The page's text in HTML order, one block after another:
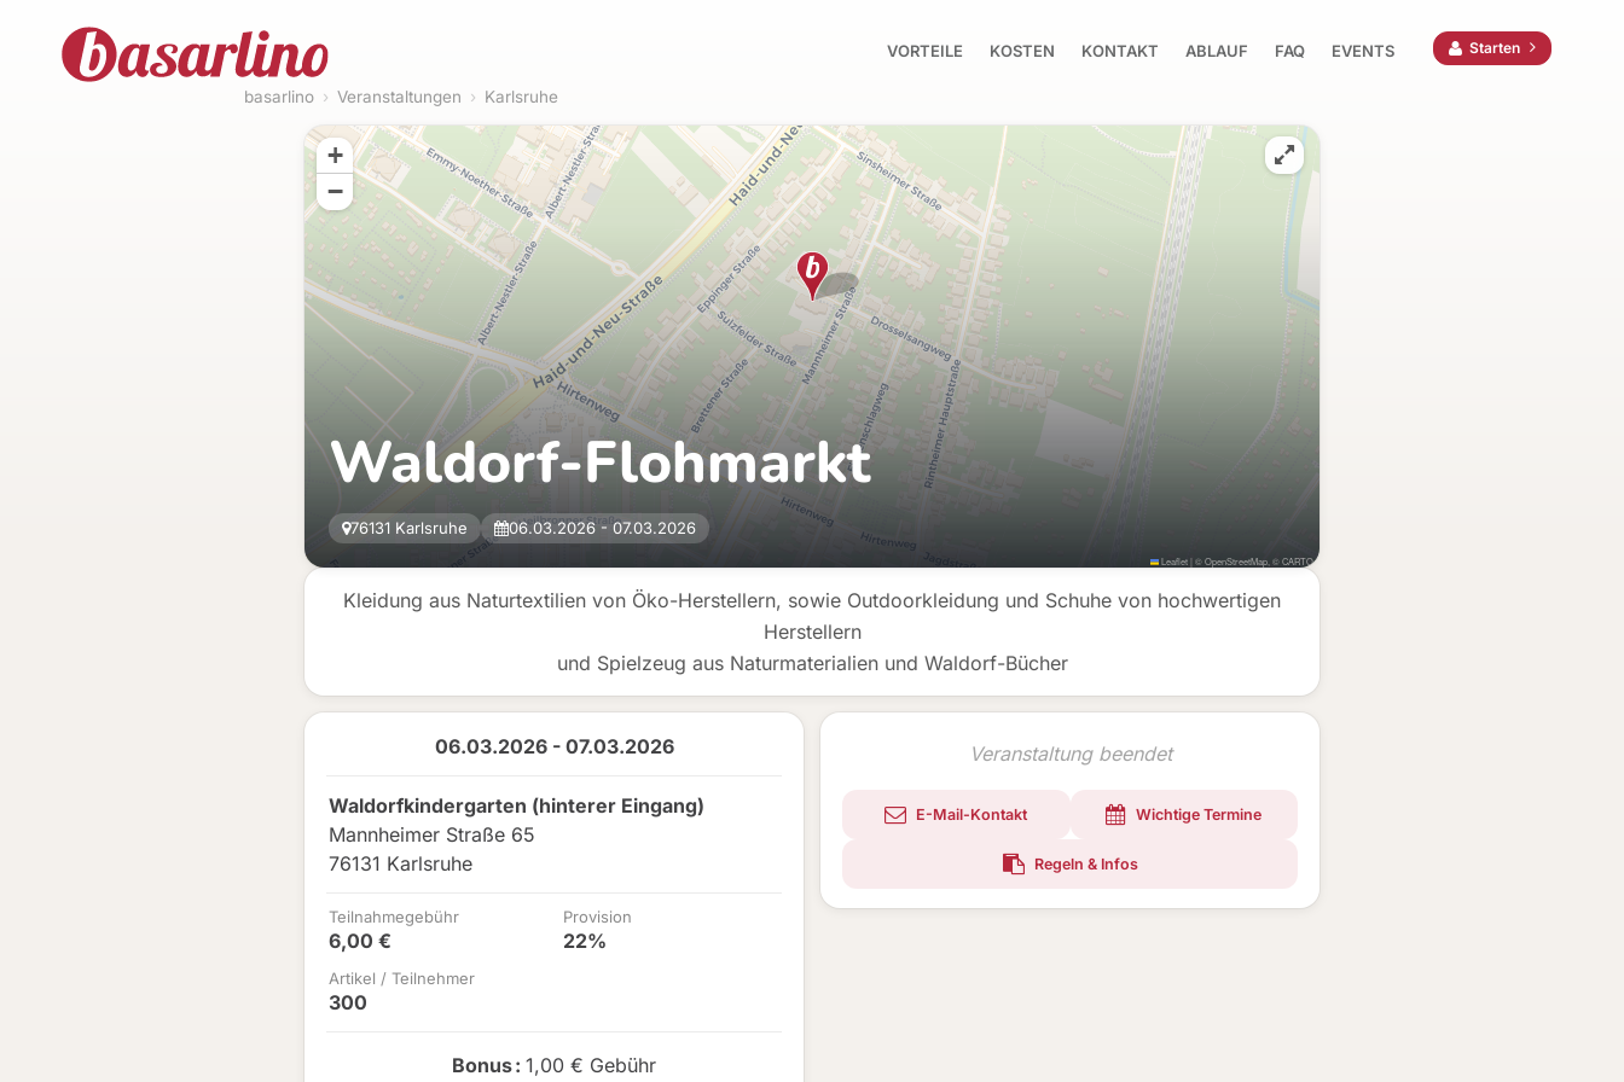
VORTEILE KOSTEN KONTAKT ABLAUF FAQ EVENTS Starten
basarlino › Veranstaltungen › Karlsruhe
Kleidung aus Naturtextilien von Öko-Herstellern, sowie Outdoorkleidung und Schuhe von hochwertigen
Herstellern
und Spielzeug aus Naturmaterialien und Waldorf-Bücher
06.03.2026 - 07.03.2026
Waldorfkindergarten (hinterer Eingang)
Mannheimer Straße 65
76131 Karlsruhe
Teilnahmegebühr
6,00 €
Provision
22%
Artikel / Teilnehmer
300
Bonus: 1,00 € Gebühr
Veranstaltung beendet
E-Mail-Kontakt Wichtige Termine
Regeln & Infos
Waldorf-Flohmarkt
76131 Karlsruhe 06.03.2026 - 07.03.2026
+
−
Leaflet|©OpenStreetMap , ©CARTO